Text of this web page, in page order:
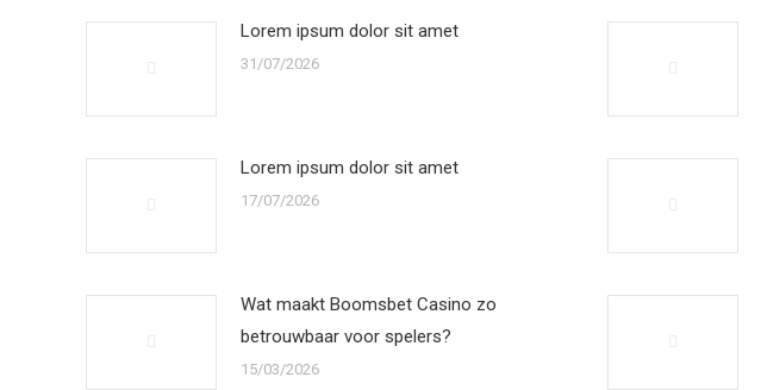
Lorem ipsum dolor sit amet
31/07/2026
Lorem ipsum dolor sit amet
17/07/2026
Wat maakt Boomsbet Casino zo
betrouwbaar voor spelers?
15/03/2026